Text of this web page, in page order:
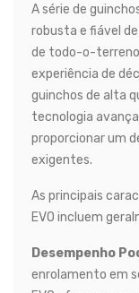
A série de
robusta e fiável
de todo-o-terreno
experiência de
guinchos de alta
tecnologia
proporcionar um
exigentes.
As principais
EVO incluem
Desempenho
enrolamento em